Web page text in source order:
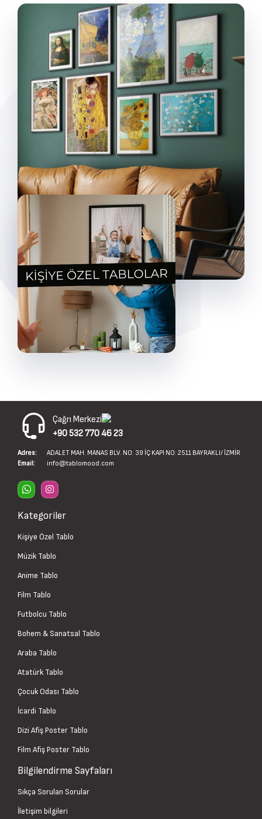
Çağrı Merkezi
+90 532 770 46 23
Adres:
ADALET MAH. MANAS BLV. NO: 39 İÇ KAPI NO: 2511 BAYRAKLI/ İZMİR
Email:
info@tablomood.com
Kategoriler
Kişiye Özel Tablo
Müzik Tablo
Anime Tablo
Film Tablo
Futbolcu Tablo
Bohem & Sanatsal Tablo
Araba Tablo
Atatürk Tablo
Çocuk Odası Tablo
İcardi Tablo
Dizi Afiş Poster Tablo
Film Afiş Poster Tablo
Bilgilendirme Sayfaları
Sıkça Sorulan Sorular
İletişim bilgileri